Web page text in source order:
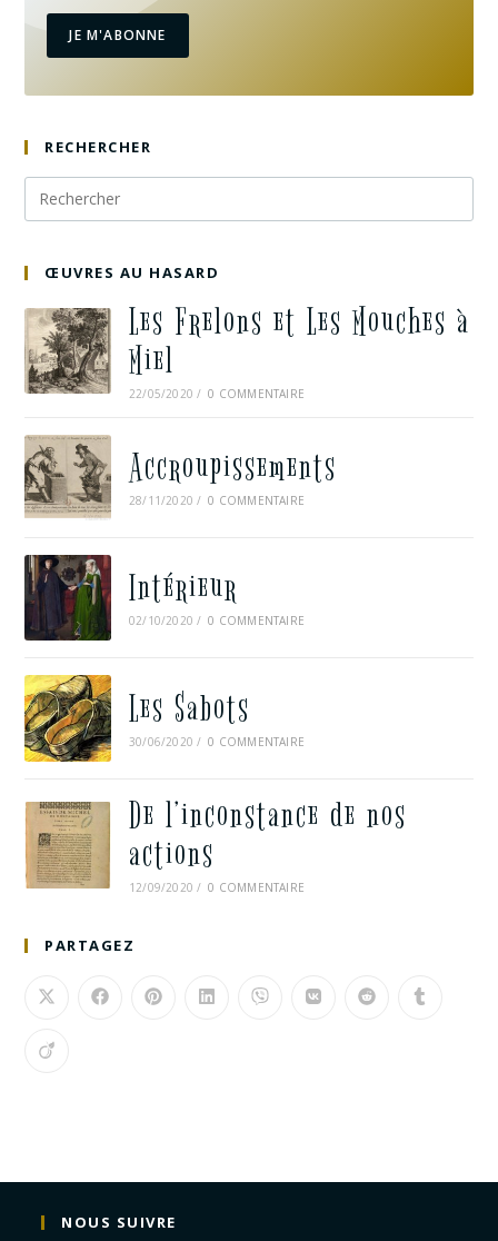
JE M'ABONNE
RECHERCHER
ŒUVRES AU HASARD
Les Frelons et Les Mouches à
Miel
22/05/2020 / 0 COMMENTAIRE
Accroupissements
28/11/2020 / 0 COMMENTAIRE
Intérieur
02/10/2020 / 0 COMMENTAIRE
Les Sabots
30/06/2020 / 0 COMMENTAIRE
De l’inconstance de nos
actions
12/09/2020 / 0 COMMENTAIRE
PARTAGEZ
NOUS SUIVRE